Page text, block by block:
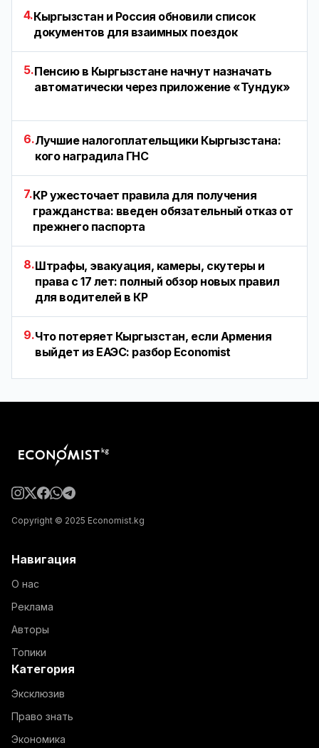
4.Кыргызстан и Россия обновили список
документов для взаимных поездок
5.Пенсию в Кыргызстане начнут назначать
автоматически через приложение «Тундук»
6.Лучшие налогоплательщики Кыргызстана:
кого наградила ГНС
7.КР ужесточает правила для получения
гражданства: введен обязательный отказ от
прежнего паспорта
8.Штрафы, эвакуация, камеры, скутеры и
права с 17 лет: полный обзор новых правил
для водителей в КР
9.Что потеряет Кыргызстан, если Армения
выйдет из ЕАЭС: разбор Economist
Copyright © 2025 Economist.kg
Навигация
О нас
Реклама
Авторы
Топики
Категория
Эксклюзив
Право знать
Экономика